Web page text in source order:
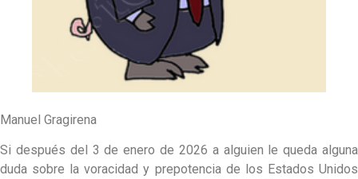
Manuel Gragirena
Si después del 3 de enero de 2026 a alguien le queda alguna
duda sobre la voracidad y prepotencia de los Estados Unidos